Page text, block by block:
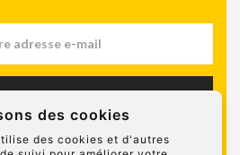
des cookies
des cookies et d'autres
déjà inscrits !